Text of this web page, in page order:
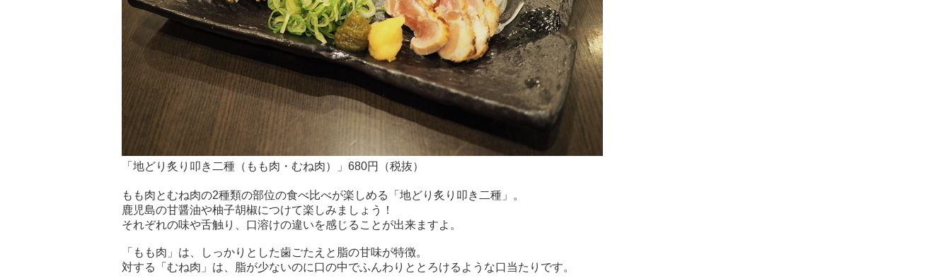
「地どり炙り叩き二種（もも肉・むね肉）」680円（税抜）
もも肉とむね肉の2種類の部位の食べ比べが楽しめる「地どり炙り叩き二種」。
鹿児島の甘醤油や柚子胡椒につけて楽しみましょう！
それぞれの味や舌触り、口溶けの違いを感じることが出来ますよ。
「もも肉」は、しっかりとした歯ごたえと脂の甘味が特徴。
対する「むね肉」は、脂が少ないのに口の中でふんわりととろけるような口当たりです。